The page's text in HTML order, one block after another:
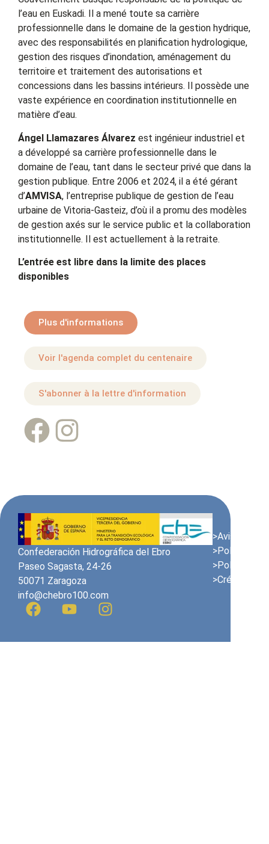
l’eau en Euskadi. Il a mené toute sa carrière
professionnelle dans le domaine de la gestion hydrique,
avec des responsabilités en planification hydrologique,
gestion des risques d’inondation, aménagement du
territoire et traitement des autorisations et
concessions dans les bassins intérieurs. Il possède une
vaste expérience en coordination institutionnelle en
matière d’eau.
Ángel Llamazares Álvarez est ingénieur industriel et
a développé sa carrière professionnelle dans le
domaine de l’eau, tant dans le secteur privé que dans la
gestion publique. Entre 2006 et 2024, il a été gérant
d’AMVISA, l’entreprise publique de gestion de l’eau
urbaine de Vitoria-Gasteiz, d’où il a promu des modèles
de gestion axés sur le service public et la collaboration
institutionnelle. Il est actuellement à la retraite.
L’entrée est libre dans la limite des places
disponibles
Plus d'informations
Voir l'agenda complet du centenaire
S'abonner à la lettre d'information
Confederación Hidrográfica del Ebro
Paseo Sagasta, 24-26
50071 Zaragoza
info@chebro100.com
>Avis
>Politique
>Politique
>Crédits